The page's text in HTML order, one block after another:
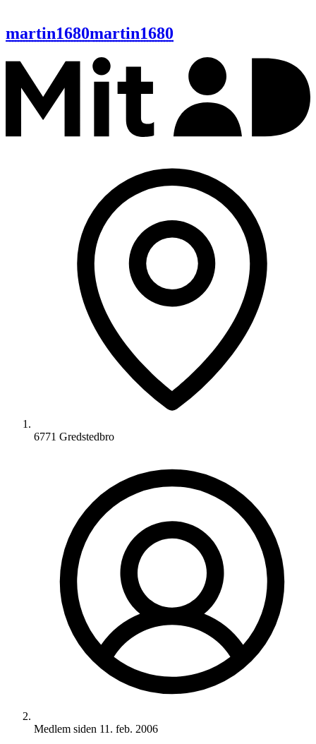
martin1680martin1680
6771 Gredstedbro
Medlem siden 11. feb. 2006